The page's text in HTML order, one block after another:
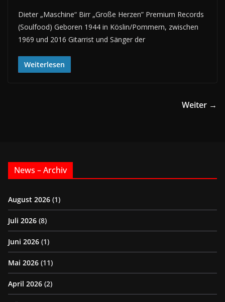
Dieter „Maschine“ Birr „Große Herzen” Premium Records
(Soulfood) Geboren 1944 in Köslin/Pommern, zwischen
1969 und 2016 Gitarrist und Sänger der
Weiterlesen
Weiter →
News – Archiv
August 2026 (1)
Juli 2026 (8)
Juni 2026 (1)
Mai 2026 (11)
April 2026 (2)